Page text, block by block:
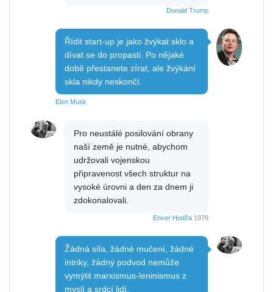
Donald Trump
Řídit start-up je jako žvýkat sklo a
dívat se do propasti. Po nějaké
době přestanete zírat, ale žvýkání
skla nikdy neskončí.
Elon Musk
Pro neustálé posilování obrany
naší země je nutné, abychom
udržovali vojenskou
připravenost všech struktur na
vysoké úrovni a den za dnem ji
zdokonalovali.
Enver Hodža 1978
Žádná síla, žádné mučení, žádné
intriky, žádný podvod nemůže
vymýtit marxismus-leninismus z
myslí a srdcí lidí.